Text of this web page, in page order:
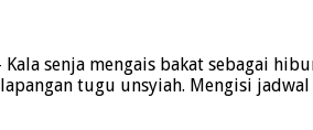
Kala senja mengais bakat sebagai
tugu unsyiah. Mengisi